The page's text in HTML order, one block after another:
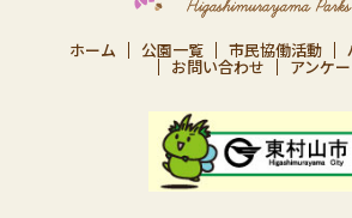
ホーム 公園一覧 市民協働活動
お問い合わせ アンケ